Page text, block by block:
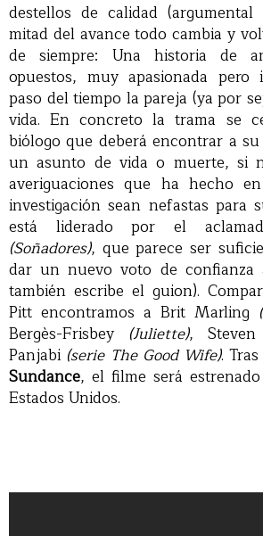
destellos de calidad
mitad del avance todo cambia y
de siempre: Una historia de
opuestos, muy apasionada pero
paso del tiempo la pareja (ya por
vida. En concreto la trama se
biólogo que deberá encontrar a
un asunto de vida o muerte, si
averiguaciones que ha hecho
investigación sean nefastas para
está liderado por el
(Soñadores), que parece ser
dar un nuevo voto de confianza
también escribe el guion).
Pitt encontramos a Brit Marling
Bergès-Frisbey (Juliette),
Panjabi (serie The Good Wife).
Sundance, el filme será
Estados Unidos.